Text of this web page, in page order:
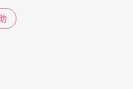
視覺藝術團體都不獲資